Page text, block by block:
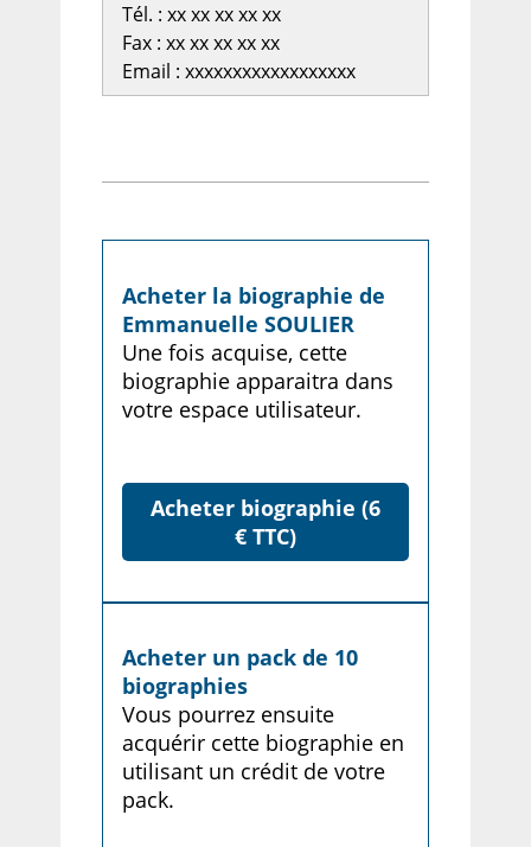
Tél. : xx xx xx xx xx
Fax : xx xx xx xx xx
Email : xxxxxxxxxxxxxxxxxx
Acheter la biographie de
Emmanuelle SOULIER
Une fois acquise, cette
biographie apparaitra dans
votre espace utilisateur.
Acheter biographie (6
€ TTC)
Acheter un pack de 10
biographies
Vous pourrez ensuite
acquérir cette biographie en
utilisant un crédit de votre
pack.